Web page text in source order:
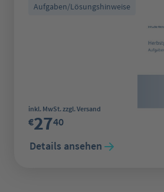
Aufgaben/Lösungshinweise
Regulärer Preis:
inkl. MwSt. zzgl. Versand
€2740
Details ansehen